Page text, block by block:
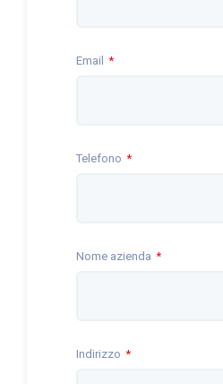
Email
Telefono
Nome azienda
Indirizzo